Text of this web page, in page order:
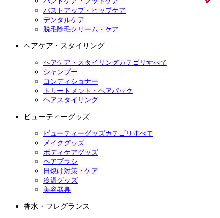
バストアップ・ヒップケア
デンタルケア
脱毛除毛クリーム・ケア
ヘアケア・スタイリング
ヘアケア・スタイリングカテゴリすべて
シャンプー
コンディショナー
トリートメント・ヘアパック
ヘアスタイリング
ビューティーグッズ
ビューティーグッズカテゴリすべて
メイクグッズ
ボディケアグッズ
ヘアブラシ
日焼け対策・ケア
冷温グッズ
美容器具
香水・フレグランス